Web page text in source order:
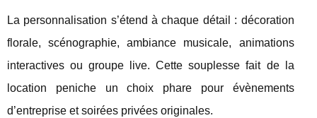
La personnalisation s’étend à chaque détail : décoration
florale, scénographie, ambiance musicale, animations
interactives ou groupe live. Cette souplesse fait de la
location peniche un choix phare pour évènements
d’entreprise et soirées privées originales.